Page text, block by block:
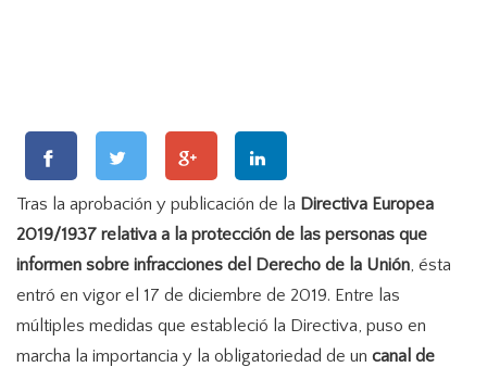
Tras la aprobación y publicación de la Directiva Europea
2019/1937 relativa a la protección de las personas que
informen sobre infracciones del Derecho de la Unión, ésta
entró en vigor el 17 de diciembre de 2019. Entre las
múltiples medidas que estableció la Directiva, puso en
marcha la importancia y la obligatoriedad de un canal de